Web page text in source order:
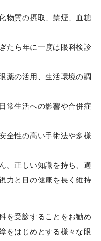
物質の摂取、禁煙、血糖
たら年に一度は眼科検診
眼薬の活用、生活環境の調
日常生活への影響や合併症
安全性の高い手術法や多様
。正しい知識を持ち、適
力と目の健康を長く維持
を受診することをお勧め
をはじめとする様々な眼